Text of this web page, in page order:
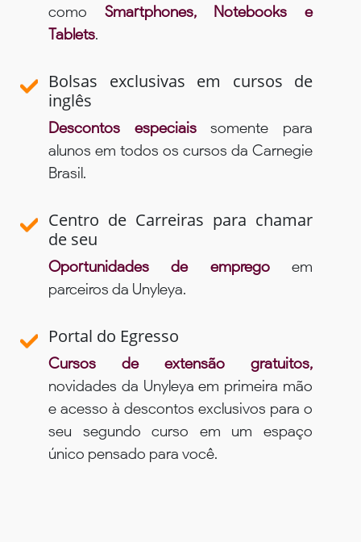
como Smartphones, Notebooks e
Tablets.
Bolsas exclusivas em cursos de
inglês
Descontos especiaissomente para
alunos em todos os cursos da Carnegie
Brasil.
Centro de Carreiras para chamar
de seu
Oportunidades de empregoem
parceiros da Unyleya.
Portal do Egresso
Cursos de extensão gratuitos,
novidades da Unyleya em primeira mão
e acesso à descontos exclusivos para o
seu segundo curso em um espaço
único pensado para você.